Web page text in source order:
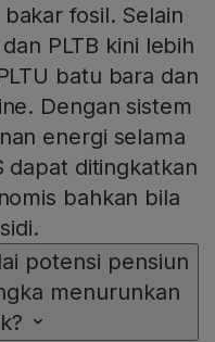
fosil. Selain
PLTB kini lebih
batu bara dan
Dengan sistem
energi selama
dapat ditingkatkan
bahkan bila
potensi pensiun
menurunkan